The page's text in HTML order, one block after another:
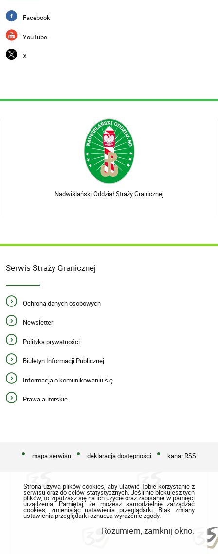
Facebook
YouTube
X
Nadwiślański Oddział Straży Granicznej
Serwis Straży Granicznej
Ochrona danych osobowych
Newsletter
Polityka prywatności
Biuletyn Informacji Publicznej
Informacja o komunikowaniu się
Prawa autorskie
mapa serwisu deklaracja dostępności kanał RSS
Strona używa plików cookies, aby ułatwić Tobie korzystanie z
serwisu oraz do celów statystycznych. Jeśli nie blokujesz tych
plików, to zgadzasz się na ich użycie oraz zapisanie w pamięci
urządzenia. Pamiętaj, że możesz samodzielnie zarządzać
cookies, zmieniając ustawienia przeglądarki. Brak zmiany
ustawienia przeglądarki oznacza wyrażenie zgody.
Rozumiem, zamknij okno.